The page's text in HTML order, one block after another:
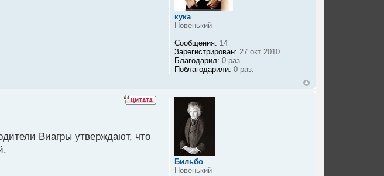
кука
Новенький
Сообщения: 14
Зарегистрирован: 27 окт 2010
Благодарил: 0 раз.
Поблагодарили: 0 раз.
Виагры утверждают, что
Бильбо
Новенький